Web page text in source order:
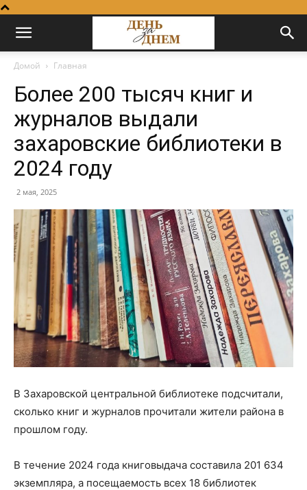
Домой Главная
Более 200 тысяч книг и
журналов выдали
захаровские библиотеки в
2024 году
2 мая, 2025
В Захаровской центральной библиотеке подсчитали,
сколько книг и журналов прочитали жители района в
прошлом году.
В течение 2024 года книговыдача составила 201 634
экземпляра, а посещаемость всех 18 библиотек